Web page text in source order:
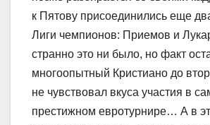
к Пятову присоединились еще
Лиги чемпионов: Приемов и
странно это ни было, но факт
многоопытный Кристиано до
не чувствовал вкуса участия в
престижном евротурнире… А в